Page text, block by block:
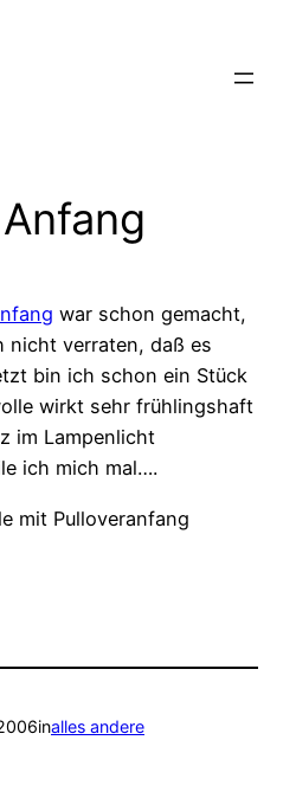
war schon gemacht,
verraten, daß es
bin ich schon ein Stück
wirkt sehr frühlingshaft
im Lampenlicht
ich mich mal….
inalles andere